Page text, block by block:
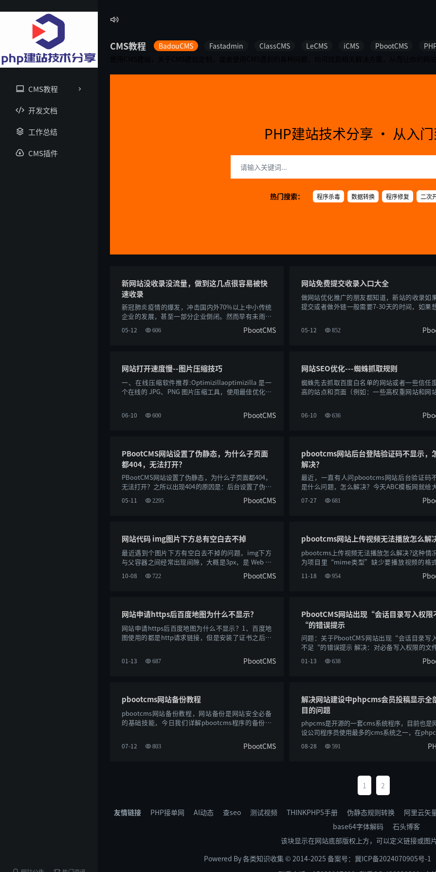
CMS教程
开发文档
工作总结
CMS插件

CMS教程 BadouCMS Fastadmin ClassCMS LeCMS iCMS PbootCMS
PHP建站技术分享 · 从入
热门搜索： 程序杀毒 数据转换 程序修复 二次
新网站没收录没流量，做到这几点很容易被快
速收录
新冠肺炎疫情的爆发，冲击国内外70%以上中小传统
企业的发展，甚至一部分企业倒闭。然而早有未雨绸
缪的企业选择转战线上市场。开始做属于自......
05-12 606 PbootCMS
网站免费提交收录入口大全
做网站优化推广的朋友都知道，新站的收录如
提交或者做外链一般需要7-30天的时间，如果
05-12 852
网站打开速度慢--图片压缩技巧
一、在线压缩软件推荐:Optimizillaoptimizilla 是一
个在线的 JPG、PNG 图片压缩工具，使用最佳优化和
06-10 600 PbootCMS
网站SEO优化---蜘蛛抓取规则
蜘蛛先去抓取百度白名单的网站或者一些信任
高的站点和页面（例如：一些高权重网站和网
06-10 636
PBootCMS网站设置了伪静态，为什么子页面
都404，无法打开？
PBootCMS网站设置了伪静态，为什么子页面都404，
无法打开？之所以出现404的原因是：后台设置了伪静
态，却没有放入伪静态规则文件。操作步骤......
05-11 2295 PbootCMS
pbootcms网站后台登陆验证码不显示，
解决？
最近，一直有人问pbootcms网站后台验证码
是什么问题，怎么解决？今天ABC模板网就给
出一下几个会造成pbootcms验证码不显示的原
07-27 681
网站代码 img图片下方总有空白去不掉
最近遇到个图片下方有空白去不掉的问题，img下方
与父容器之间经常出现间隙，大概是3px，是 Web 开
发非常常见的问题。代码如下：<div clas......
10-08 722 PbootCMS
pbootcms网站上传视频无法播放怎么解
pbootcms上传视频无法播放怎么解决?这种情
为项目里“mime类型”缺少要播放视频的格
IIS里添加相关MIME类型文件扩展名：
11-18 954
网站申请https后百度地图为什么不显示？
网站申请https后百度地图为什么不显示？1、百度地
图使用的都是http请求链接，但是安装了证书之后会
01-13 687 PbootCMS
PbootCMS网站出现“会话目录写入权限
“的错误提示
问题：关于PbootCMS网站出现“会话目录写
不足“的错误提示 解决：对必备写入权限的文
加755或者777权限，根目录下有： 1、confi......
01-13 638
pbootcms网站备份教程
pbootcms网站备份教程，网站备份是网站安全必备
的基础技能，今日我们详解pbootcms程序的备份方
07-12 803 PbootCMS
解决网站建设中phpcms会员投稿显示全
目的问题
phpcms是开源的一套cms系统程序，目前也是
设公司程序员使用最多的cms系统之一，在
08-28 591
1 2
友情链接 PHP接单网 AI动态 查seo 测试视频 THINKPHP5手册 伪静态规则转换
阿里云矢
base64字体解码
石头博客
该块显示在网站底部版权上方，可以定义链接或图
Powered By 各类知识收集 © 2014-2025 备案号： 冀ICP备2024070905号-1